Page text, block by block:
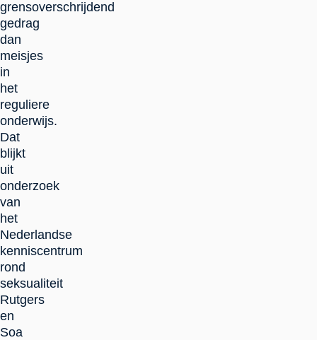
grensoverschrijdend
gedrag
dan
meisjes
in
het
reguliere
onderwijs.
Dat
blijkt
uit
onderzoek
van
het
Nederlandse
kenniscentrum
rond
seksualiteit
Rutgers
en
Soa